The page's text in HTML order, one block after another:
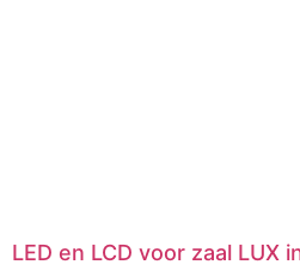
LED en LCD voor zaal LUX